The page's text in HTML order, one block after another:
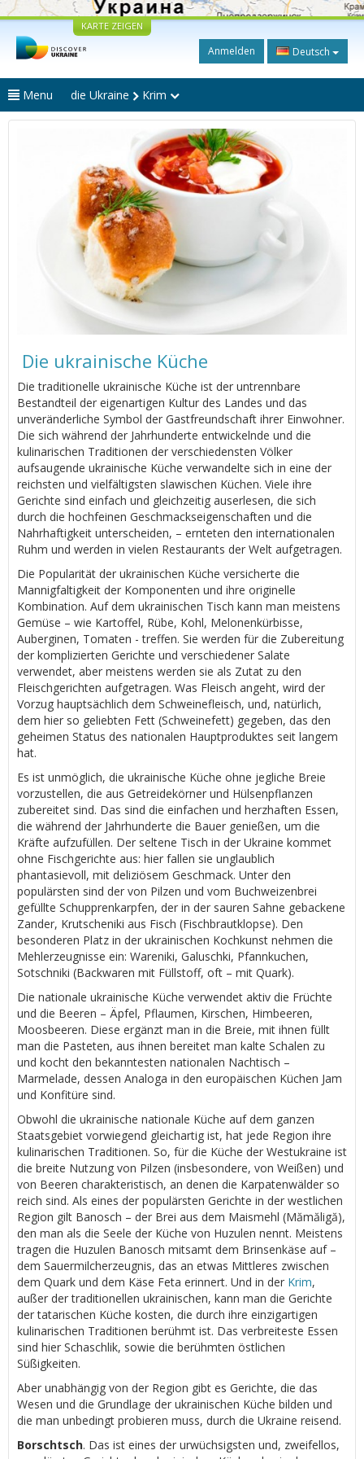
KARTE ZEIGEN
Anmelden Deutsch
Menu die Ukraine Krim
Die ukrainische Küche
Die traditionelle ukrainische Küche ist der untrennbare
Bestandteil der eigenartigen Kultur des Landes und das
unveränderliche Symbol der Gastfreundschaft ihrer Einwohner.
Die sich während der Jahrhunderte entwickelnde und die
kulinarischen Traditionen der verschiedensten Völker
aufsaugende ukrainische Küche verwandelte sich in eine der
reichsten und vielfältigsten slawischen Küchen. Viele ihre
Gerichte sind einfach und gleichzeitig auserlesen, die sich
durch die hochfeinen Geschmackseigenschaften und die
Nahrhaftigkeit unterscheiden, – ernteten den internationalen
Ruhm und werden in vielen Restaurants der Welt aufgetragen.
Die Popularität der ukrainischen Küche versicherte die
Mannigfaltigkeit der Komponenten und ihre originelle
Kombination. Auf dem ukrainischen Tisch kann man meistens
Gemüse – wie Kartoffel, Rübe, Kohl, Melonenkürbisse,
Auberginen, Tomaten - treffen. Sie werden für die Zubereitung
der komplizierten Gerichte und verschiedener Salate
verwendet, aber meistens werden sie als Zutat zu den
Fleischgerichten aufgetragen. Was Fleisch angeht, wird der
Vorzug hauptsächlich dem Schweinefleisch, und, natürlich,
dem hier so geliebten Fett (Schweinefett) gegeben, das den
geheimen Status des nationalen Hauptproduktes seit langem
hat.
Es ist unmöglich, die ukrainische Küche ohne jegliche Breie
vorzustellen, die aus Getreidekörner und Hülsenpflanzen
zubereitet sind. Das sind die einfachen und herzhaften Essen,
die während der Jahrhunderte die Bauer genießen, um die
Kräfte aufzufüllen. Der seltene Tisch in der Ukraine kommet
ohne Fischgerichte aus: hier fallen sie unglaublich
phantasievoll, mit deliziösem Geschmack. Unter den
populärsten sind der von Pilzen und vom Buchweizenbrei
gefüllte Schupprenkarpfen, der in der sauren Sahne gebackene
Zander, Krutscheniki aus Fisch (Fischbrautklopse). Den
besonderen Platz in der ukrainischen Kochkunst nehmen die
Mehlerzeugnisse ein: Wareniki, Galuschki, Pfannkuchen,
Sotschniki (Backwaren mit Füllstoff, oft – mit Quark).
Die nationale ukrainische Küche verwendet aktiv die Früchte
und die Beeren – Äpfel, Pflaumen, Kirschen, Himbeeren,
Moosbeeren. Diese ergänzt man in die Breie, mit ihnen füllt
man die Pasteten, aus ihnen bereitet man kalte Schalen zu
und kocht den bekanntesten nationalen Nachtisch –
Marmelade, dessen Analoga in den europäischen Küchen Jam
und Konfitüre sind.
Obwohl die ukrainische nationale Küche auf dem ganzen
Staatsgebiet vorwiegend gleichartig ist, hat jede Region ihre
kulinarischen Traditionen. So, für die Küche der Westukraine ist
die breite Nutzung von Pilzen (insbesondere, von Weißen) und
von Beeren charakteristisch, an denen die Karpatenwälder so
reich sind. Als eines der populärsten Gerichte in der westlichen
Region gilt Banosch – der Brei aus dem Maismehl (Mămăligă),
den man als die Seele der Küche von Huzulen nennt. Meistens
tragen die Huzulen Banosch mitsamt dem Brinsenkäse auf –
dem Sauermilcherzeugnis, das an etwas Mittleres zwischen
dem Quark und dem Käse Feta erinnert. Und in der Krim,
außer der traditionellen ukrainischen, kann man die Gerichte
der tatarischen Küche kosten, die durch ihre einzigartigen
kulinarischen Traditionen berühmt ist. Das verbreiteste Essen
sind hier Schaschlik, sowie die berühmten östlichen
Süßigkeiten.
Aber unabhängig von der Region gibt es Gerichte, die das
Wesen und die Grundlage der ukrainischen Küche bilden und
die man unbedingt probieren muss, durch die Ukraine reisend.
Borschtsch. Das ist eines der urwüchsigsten und, zweifellos,